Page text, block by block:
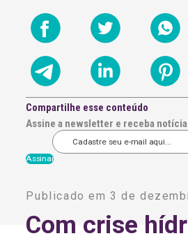
Compartilhe esse conteúdo
Assine a newsletter e receba
t
r
n
Publicado em 3 de
Com crise